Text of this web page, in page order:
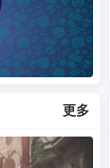
更多